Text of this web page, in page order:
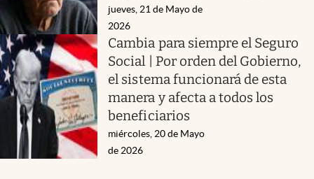
jueves, 21 de Mayo de
2026
Cambia para siempre el Seguro
Social | Por orden del Gobierno,
el sistema funcionará de esta
manera y afecta a todos los
beneficiarios
miércoles, 20 de Mayo
de 2026